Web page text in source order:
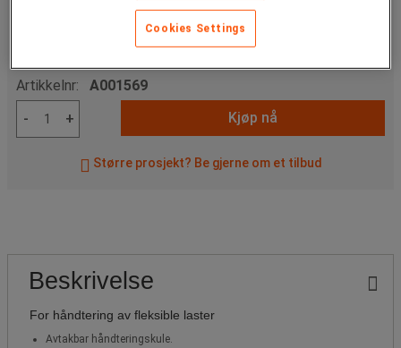
ekskl. mva
Artikkelnr: A001569
-
+ Kjøp nå
Større prosjekt? Be gjerne om et tilbud
Beskrivelse
For håndtering av fleksible laster
Avtakbar håndteringskule.
Cookies Settings